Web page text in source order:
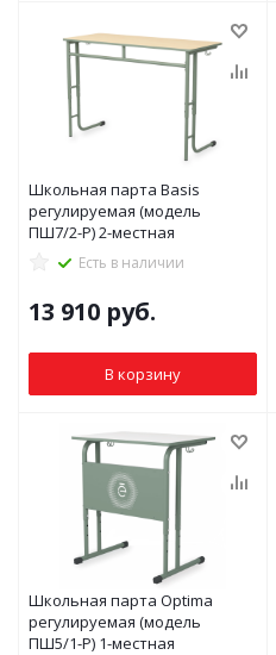
Школьная парта Basis
регулируемая (модель
ПШ7/2-Р) 2-местная
Есть в наличии
13 910 руб.
В корзину
Школьная парта Optima
регулируемая (модель
ПШ5/1-Р) 1-местная